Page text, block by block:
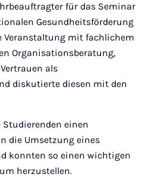
für das Seminar
Gesundheitsförderung
Veranstaltung mit fachlichem
Organisationsberatung,
als
diskutierte diesen mit den
einen
die Umsetzung eines
konnten so einen wichtigen
herzustellen.